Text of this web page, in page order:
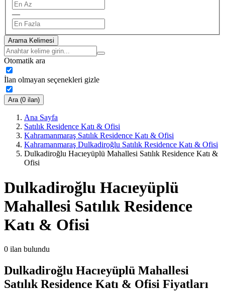
—
Arama Kelimesi
Otomatik ara
İlan olmayan seçenekleri gizle
Ara (0 ilan)
Ana Sayfa
Satılık Residence Katı & Ofisi
Kahramanmaraş Satılık Residence Katı & Ofisi
Kahramanmaraş Dulkadiroğlu Satılık Residence Katı & Ofisi
Dulkadiroğlu Hacıeyüplü Mahallesi Satılık Residence Katı &
Ofisi
Dulkadiroğlu Hacıeyüplü
Mahallesi Satılık Residence
Katı & Ofisi
0 ilan bulundu
Dulkadiroğlu Hacıeyüplü Mahallesi
Satılık Residence Katı & Ofisi Fiyatları